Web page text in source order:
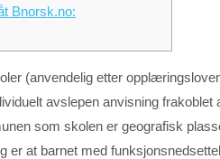
Bnorsk.no:
(anvendelig etter
avslepen anvisning frakoblet
som skolen er geografisk
er at barnet med